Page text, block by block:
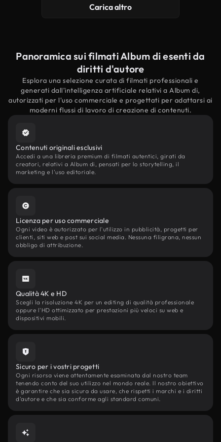
Carica altro
Panoramica sui filmati Album di esenti da
diritti d'autore
Esplora una selezione curata di filmati professionali e
generati dall'intelligenza artificiale relativi a Album di,
autorizzati per l'uso commerciale e progettati per adattarsi ai
moderni flussi di lavoro di creazione di contenuti.
Contenuti originali esclusivi
Accedi a una libreria premium di filmati autentici, girati da
creatori, relativi a Album di, pensati per lo storytelling, il
marketing e l'uso editoriale.
Licenza per uso commerciale
Ogni video è autorizzato per l'utilizzo in pubblicità, progetti per
clienti, siti web e post sui social media. Nessuna filigrana, nessun
obbligo di attribuzione.
Qualità 4K e HD
Scegli la risoluzione 4K per un editing di qualità professionale
oppure l'HD ottimizzato per prestazioni più veloci su web e
dispositivi mobili.
Sicuro per i vostri progetti
Ogni risorsa viene attentamente esaminata dal nostro team
tenendo conto del suo utilizzo nel mondo reale. Il nostro obiettivo
è garantire che sia sicura da usare, che rispetti i marchi e i diritti
d'autore e che sia conforme agli standard comuni.